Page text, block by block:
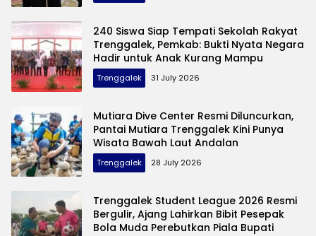
240 Siswa Siap Tempati Sekolah Rakyat
Trenggalek, Pemkab: Bukti Nyata Negara
Hadir untuk Anak Kurang Mampu
Trenggalek 31 July 2026
Mutiara Dive Center Resmi Diluncurkan,
Pantai Mutiara Trenggalek Kini Punya
Wisata Bawah Laut Andalan
Trenggalek 28 July 2026
Trenggalek Student League 2026 Resmi
Bergulir, Ajang Lahirkan Bibit Pesepak
Bola Muda Perebutkan Piala Bupati